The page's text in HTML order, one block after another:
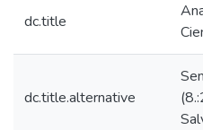
dc.title
dc.title.alternative